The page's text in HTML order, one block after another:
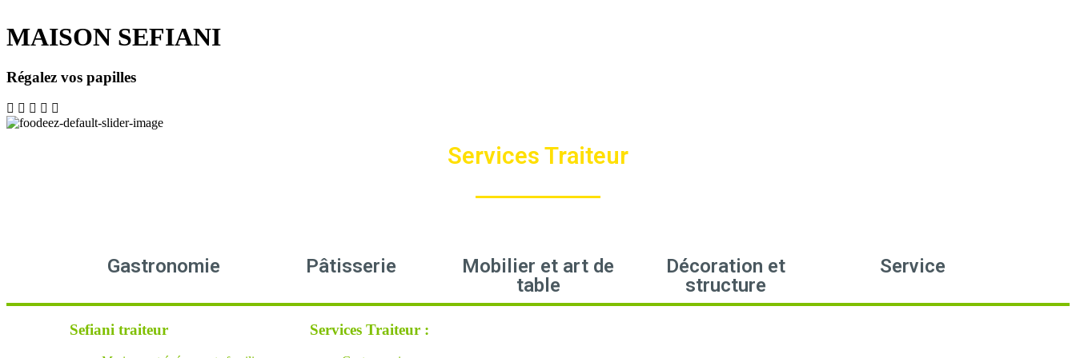
MAISON SEFIANI
Régalez vos papilles
Services Traiteur
Gastronomie Pâtisserie
Mobilier et art de
table
Décoration et
structure
Service
Sefiani traiteur Services Traiteur :